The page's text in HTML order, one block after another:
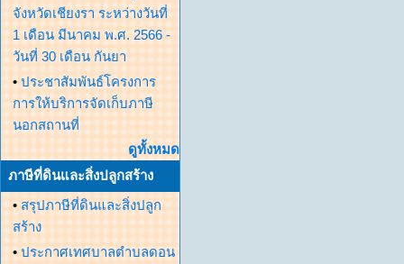
จังหวัดเชียงรา ระหว่างวันที่
1 เดือน มีนาคม พ.ศ. 2566 -
วันที่ 30 เดือน กันยา
• ประชาสัมพันธ์โครงการ
การให้บริการจัดเก็บภาษี
นอกสถานที่
ดูทั้งหมด
ภาษีที่ดินและสิ่งปลูกสร้าง
• สรุปภาษีที่ดินและสิ่งปลูก
สร้าง
• ประกาศเทศบาลตำบลดอน